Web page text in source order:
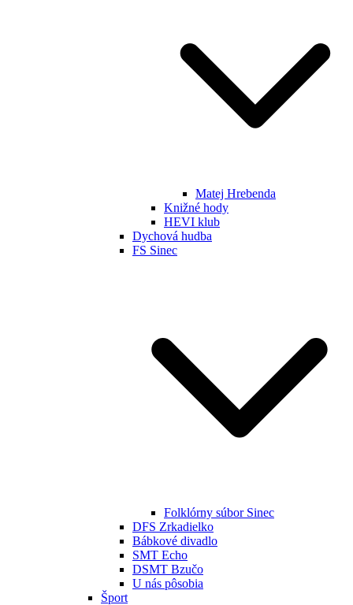
Matej Hrebenda
Knižné hody
HEVI klub
Dychová hudba
FS Sinec
Folklórny súbor Sinec
DFS Zrkadielko
Bábkové divadlo
SMT Echo
DSMT Bzučo
U nás pôsobia
Šport